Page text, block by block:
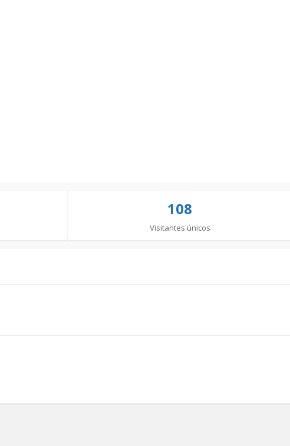
108
Visitantes únicos